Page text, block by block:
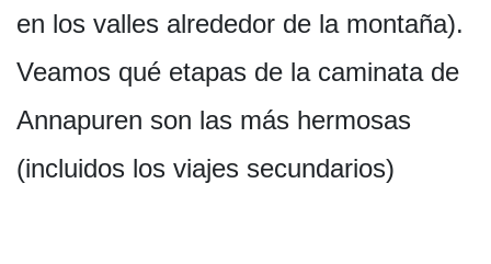
en los valles alrededor de la montaña).
Veamos qué etapas de la caminata de
Annapuren son las más hermosas
(incluidos los viajes secundarios)